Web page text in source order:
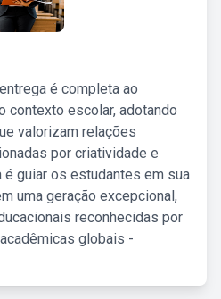
é completa ao
contexto escolar, adotando
valorizam relações
por criatividade e
é guiar os estudantes em sua
uma geração excepcional,
reconhecidas por
globais -